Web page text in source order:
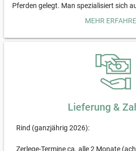
Pferden gelegt. Man spezialisiert sich
zu füttern bekommen und somit
alten Kühe wird zu eigener Wurst/
Kühe ein so hohes Alter erreichen
intensiven Geschmack. Außerdem
Bio-Hähnchen-Rassen in Mobilställen
und mit eigenem Weizen zugefüttert.
die Tiergesundheit und das Tierwohl
den Rindern arbeiten wir auf den
MEHR
Lieferung &
Rind (ganzjährig 2026):
Zerlege-Termine ca. alle 2 Monate